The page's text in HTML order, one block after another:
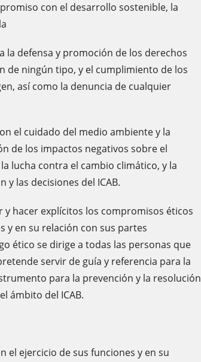
con el desarrollo sostenible, la
la defensa y promoción de los derechos
de ningún tipo, y el cumplimiento de los
así como la denuncia de cualquier
el cuidado del medio ambiente y la
de los impactos negativos sobre el
lucha contra el cambio climático, y la
las decisiones del ICAB.
hacer explícitos los compromisos éticos
y en su relación con sus partes
ético se dirige a todas las personas que
servir de guía y referencia para la
para la prevención y la resolución
ámbito del ICAB.
el ejercicio de sus funciones y en su